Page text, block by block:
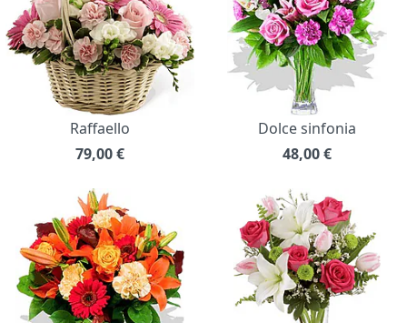
Raffaello
79,00€
Dolce sinfonia
48,00€